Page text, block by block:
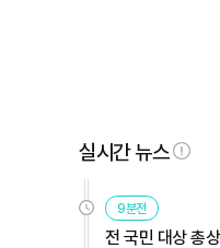
실시간 뉴스
9분전
전 국민 대상 총